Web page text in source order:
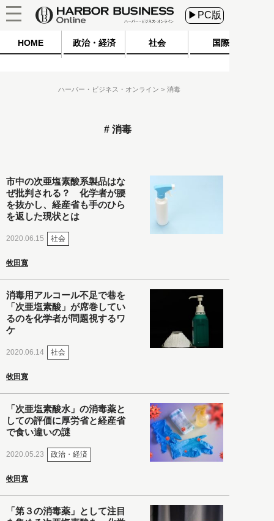
▶PC版
HOME 政治・経済 社会 国際
ハーバー・ビジネス・オンライン 消毒
消毒
市中の次亜塩素酸系製品はな
ぜ批判される？ 化学者が腰
を抜かし、経産省も手のひら
を返した現状とは
2020.06.15 社会
牧田寛
消毒用アルコール不足で巷を
「次亜塩素酸」が席巻してい
るのを化学者が問題視するワ
ケ
2020.06.14 社会
牧田寛
「次亜塩素酸水」の消毒薬と
しての評価に厚労省と経産省
で食い違いの謎
2020.05.23 政治・経済
牧田寛
「第３の消毒薬」として注目